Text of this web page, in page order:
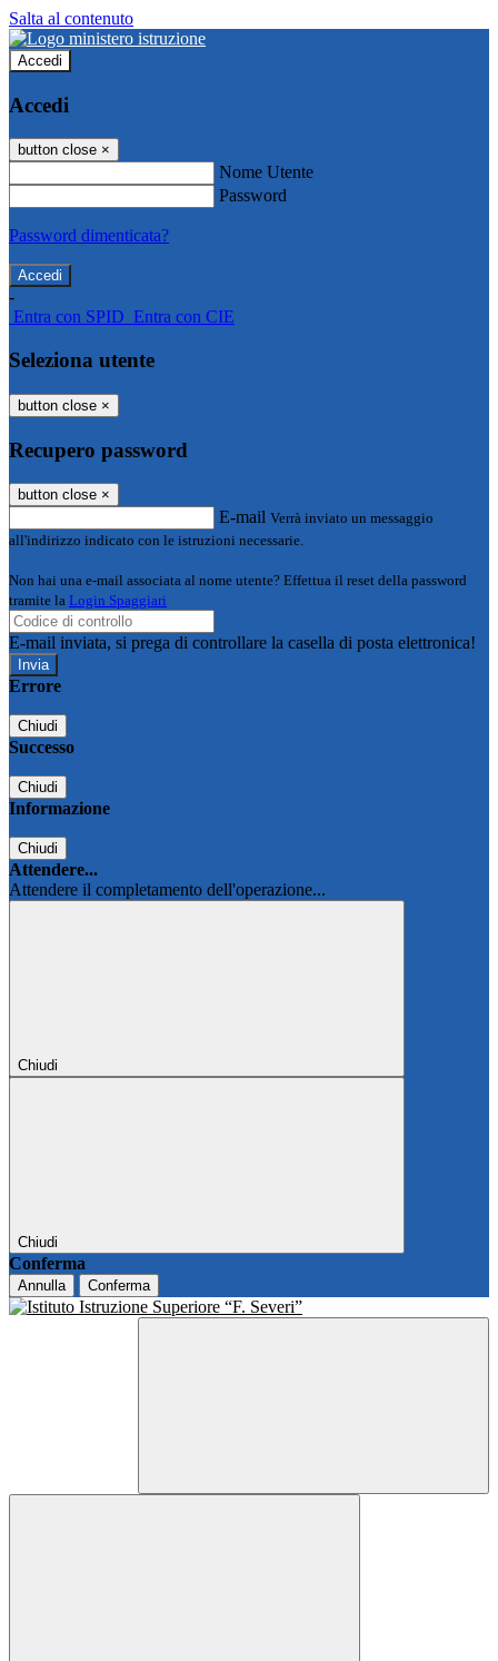
Salta al contenuto
Accedi
Accedi
button close ×
Nome Utente
Password
Password dimenticata?
-
Entra con SPID Entra con CIE
Seleziona utente
button close ×
Recupero password
button close ×
E-mail Verrà inviato un messaggio
all'indirizzo indicato con le istruzioni necessarie.
Non hai una e-mail associata al nome utente? Effettua il reset della password
tramite la Login Spaggiari
E-mail inviata, si prega di controllare la casella di posta elettronica!
Errore
Chiudi
Successo
Chiudi
Informazione
Chiudi
Attendere...
Attendere il completamento dell'operazione...
Chiudi
Chiudi
Conferma
Annulla Conferma